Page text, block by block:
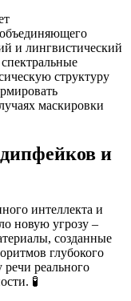
и лингвистический
структуру
маскировки
и
интеллекта и
новую угрозу –
созданные
глубокого
реального
🧪